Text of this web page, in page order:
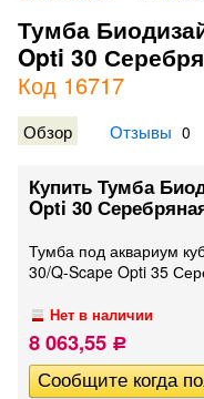
Тумба
Opti 30
Код 16717
Обзор Отзывы 0
Купить Тумба
Opti 30
Тумба под аквариум
30/Q-Scape Opti 35
Нет в наличии
8 063,55 Р